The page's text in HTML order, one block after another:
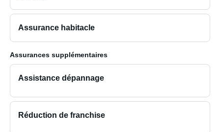
Assurance habitacle
Assurances supplémentaires
Assistance dépannage
Réduction de franchise